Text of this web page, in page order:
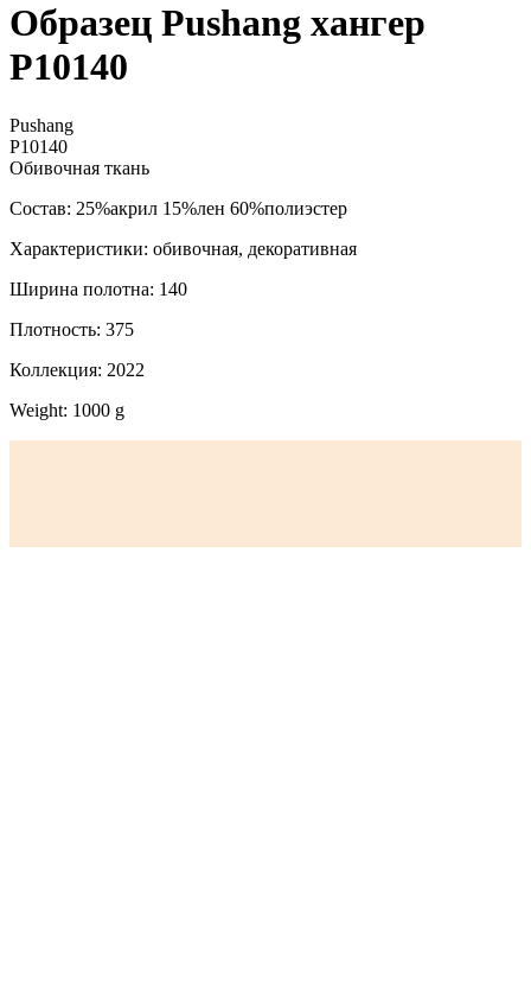
Образец Pushang хангер
P10140
Pushang
P10140
Обивочная ткань
Состав: 25%акрил 15%лен 60%полиэстер
Характеристики: обивочная, декоративная
Ширина полотна: 140
Плотность: 375
Коллекция: 2022
Weight: 1000 g